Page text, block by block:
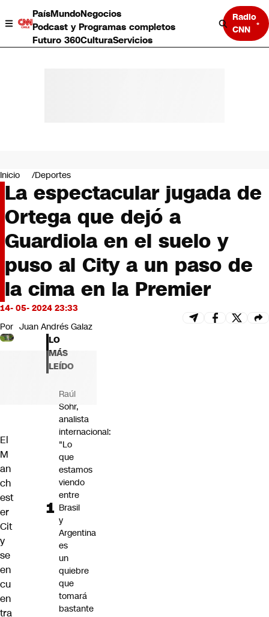
PaísMundoNegocios
Podcast y Programas completos
Futuro 360CulturaServicios
Radio
CNN
Negocios
Deportes
Programas completos
Cultura
Servicios
Bits
CNN tiempo
Futuro 360
Opinión
Inicio Deportes
La espectacular jugada de
Ortega que dejó a
Guardiola en el suelo y
puso al City a un paso de
la cima en la Premier
14- 05- 2024 23:33
Por Juan Andrés Galaz
El
M
an
ch
est
er
Cit
y
se
en
cu
en
tra
LO
MÁS
LEÍDO
Raúl
Sohr,
analista
internacional:
"Lo
que
estamos
viendo
entre
Brasil
y
Argentina
es
un
quiebre
que
tomará
bastante